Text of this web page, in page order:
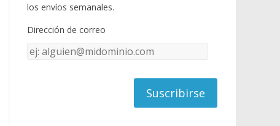
o
k e
C
los envíos semanales.
Dirección de correo
Dirección